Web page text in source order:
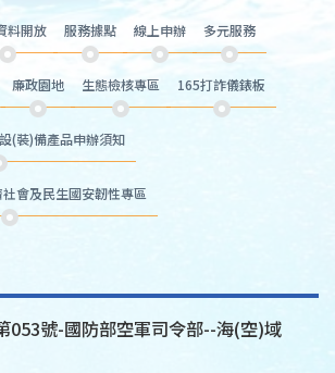
料開放 服務據點 線上申辦 多元服務
廉政園地 生態檢核專區 165打詐儀錶板
(裝)備產品申辦須知
會及民生國安韌性專區
053號-國防部空軍司令部--海(空)域